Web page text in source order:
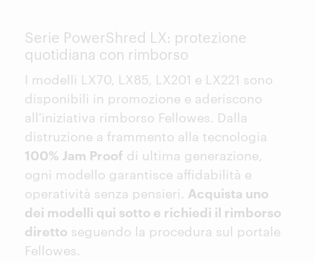
Serie PowerShred LX: protezione
quotidiana con rimborso
I modelli LX70, LX85, LX201 e LX221 sono
disponibili in promozione e aderiscono
all'iniziativa rimborso Fellowes. Dalla
distruzione a frammento alla tecnologia
100% Jam Proof di ultima generazione,
ogni modello garantisce affidabilità e
operatività senza pensieri. Acquista uno
dei modelli qui sotto e richiedi il rimborso
diretto seguendo la procedura sul portale
Fellowes.